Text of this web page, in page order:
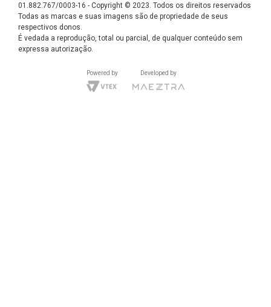
01.882.767/0003-16 - Copyright © 2023. Todos os direitos reservados
Todas as marcas e suas imagens são de propriedade de seus
respectivos donos.
É vedada a reprodução, total ou parcial, de qualquer conteúdo sem
expressa autorização.
Powered by Developed by